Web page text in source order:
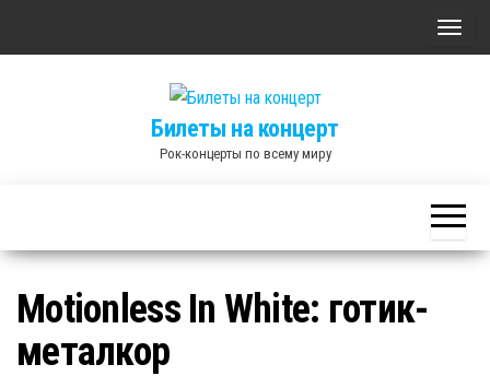
П
т
ь
Билеты на концерт
Рок-концерты по всему миру
Motionless In White: готик-
металкор